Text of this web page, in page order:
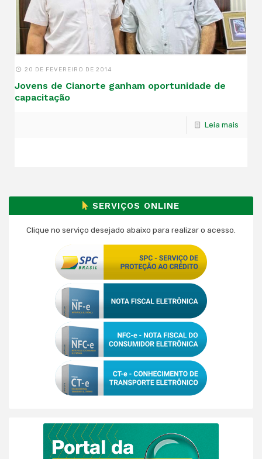
20 DE FEVEREIRO DE 2014
Jovens de Cianorte ganham oportunidade de
capacitação
Leia mais
SERVIÇOS ONLINE
Clique no serviço desejado abaixo para realizar o acesso.